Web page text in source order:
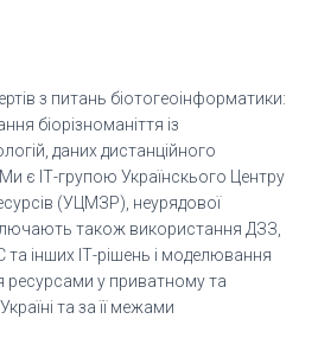
з питань біотогеоінформатики:
біорізноманіття із
даних дистанційного
є ІТ-групою Українскього Центру
(УЦМЗР), неурядової
також використання ДЗЗ,
та інших ІТ-рішень і моделювання
ресурсами у приватному та
та за її межами